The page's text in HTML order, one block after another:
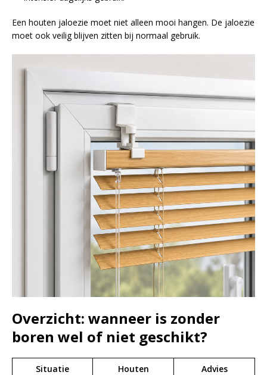
Een houten jaloezie moet niet alleen mooi hangen. De jaloezie
moet ook veilig blijven zitten bij normaal gebruik.
Overzicht: wanneer is zonder
boren wel of niet geschikt?
Situatie
Houten
Advies